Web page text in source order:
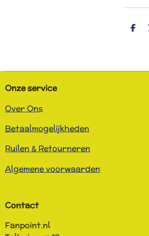
D
Onze service
Over Ons
Betaalmogelijkheden
Ruilen & Retourneren
Algemene voorwaarden
Contact
Fanpoint.nl